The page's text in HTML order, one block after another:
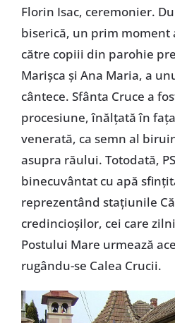
Florin Isac, ceremonier.
biserică, un prim moment
către copiii din parohie
Marişca şi Ana Maria, a
cântece. Sfânta Cruce a
procesiune, înălţată în
venerată, ca semn al
asupra răului. Totodată,
binecuvântat cu apă
reprezentând staţiunile
credincioşilor, cei care
Postului Mare urmează
rugându-se Calea Crucii.